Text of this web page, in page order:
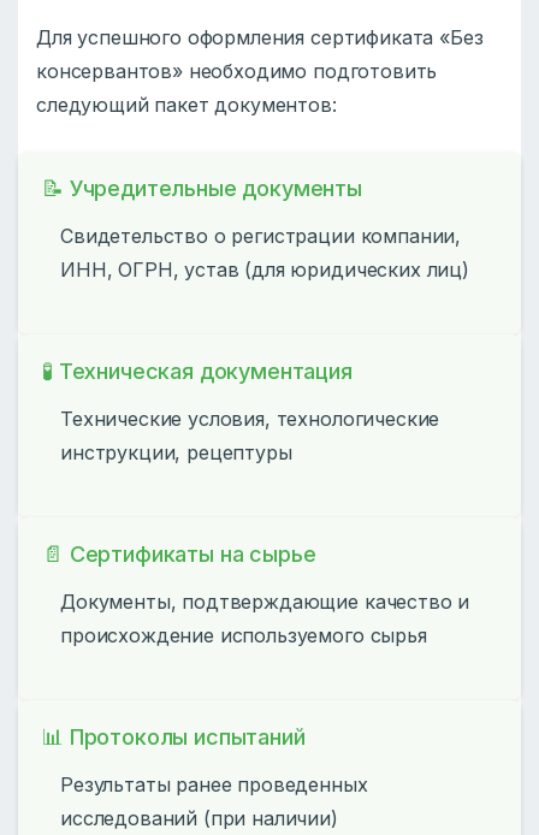
Для успешного оформления сертификата «Без
консервантов» необходимо подготовить
следующий пакет документов:
📝 Учредительные документы
Свидетельство о регистрации компании,
ИНН, ОГРН, устав (для юридических лиц)
🧪 Техническая документация
Технические условия, технологические
инструкции, рецептуры
📄 Сертификаты на сырье
Документы, подтверждающие качество и
происхождение используемого сырья
📊 Протоколы испытаний
Результаты ранее проведенных
исследований (при наличии)